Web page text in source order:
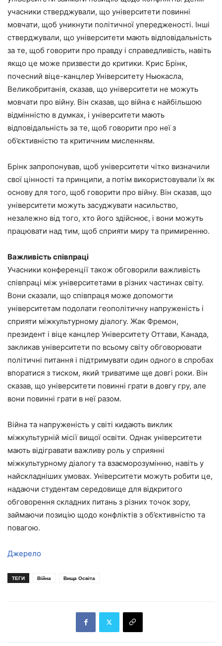
учасники стверджували, що університети повинні
мовчати, щоб уникнути політичної упередженості. Інші
стверджували, що університети мають відповідальність
за те, щоб говорити про правду і справедливість, навіть
якщо це може призвести до критики. Крис Брінк,
почесний віце-канцлер Університету Ньюкасла,
Великобританія, сказав, що університети не можуть
мовчати про війну. Він сказав, що війна є найбільшою
відмінністю в думках, і університети мають
відповідальність за те, щоб говорити про неї з
об’єктивністю та критичним мисленням.
Брінк запропонував, щоб університети чітко визначили
свої цінності та принципи, а потім використовували їх як
основу для того, щоб говорити про війну. Він сказав, що
університети можуть засуджувати насильство,
незалежно від того, хто його здійснює, і вони можуть
працювати над тим, щоб сприяти миру та примиренню.
Важливість співпраці
Учасники конференції також обговорили важливість
співпраці між університетами в різних частинах світу.
Вони сказали, що співпраця може допомогти
університетам подолати геополітичну напруженість і
сприяти міжкультурному діалогу. Жак Фремон,
президент і віце канцлер Університету Оттави, Канада,
закликав університети по всьому світу обговорювати
політичні питання і підтримувати один одного в спробах
впоратися з тиском, який триватиме ще довгі роки. Він
сказав, що університети повинні грати в довгу гру, але
вони повинні грати в неї разом.
Війна та напруженість у світі кидають виклик
міжкультурній місії вищої освіти. Однак університети
мають відігравати важливу роль у сприянні
міжкультурному діалогу та взаєморозумінню, навіть у
найскладніших умовах. Університети можуть робити це,
надаючи студентам середовище для відкритого
обговорення складних питань з різних точок зору,
займаючи позицію щодо конфліктів з об’єктивністю та
повагою.
Джерело
ТЕГИ Війна Вища Освіта